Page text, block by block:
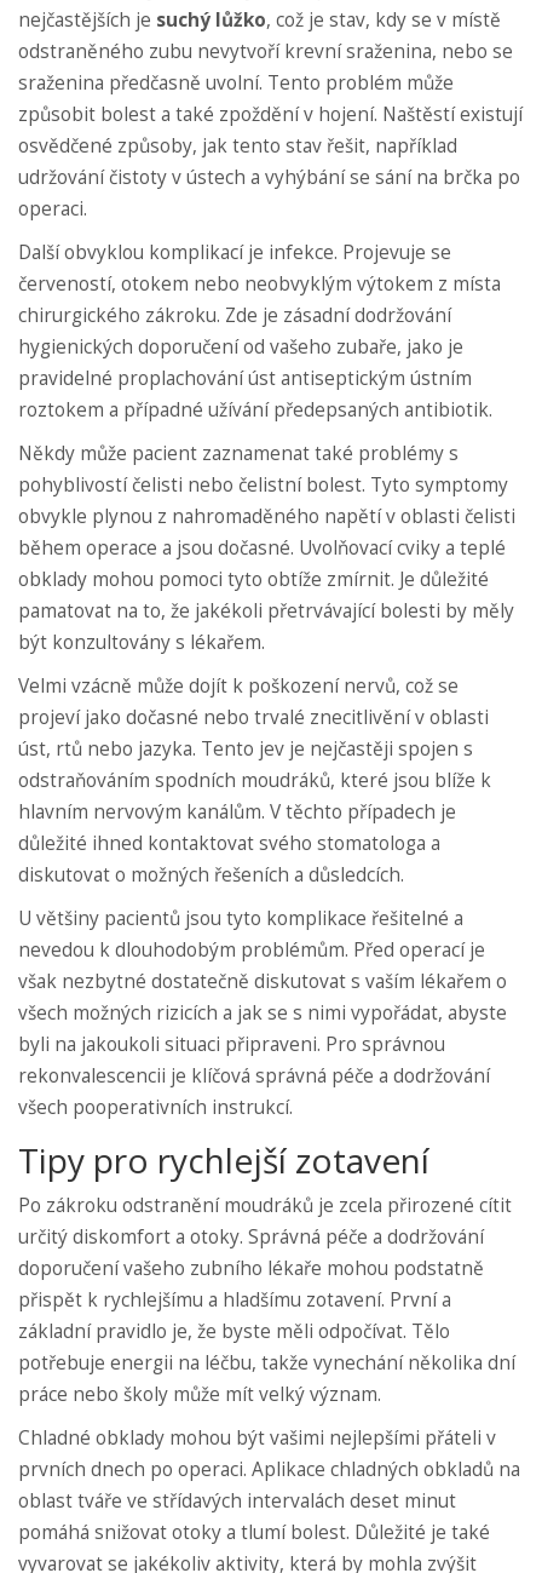
nejčastějších je suchý lůžko, což je stav, kdy se v místě
odstraněného zubu nevytvoří krevní sraženina, nebo se
sraženina předčasně uvolní. Tento problém může
způsobit bolest a také zpoždění v hojení. Naštěstí existují
osvědčené způsoby, jak tento stav řešit, například
udržování čistoty v ústech a vyhýbání se sání na brčka po
operaci.
Další obvyklou komplikací je infekce. Projevuje se
červeností, otokem nebo neobvyklým výtokem z místa
chirurgického zákroku. Zde je zásadní dodržování
hygienických doporučení od vašeho zubaře, jako je
pravidelné proplachování úst antiseptickým ústním
roztokem a případné užívání předepsaných antibiotik.
Někdy může pacient zaznamenat také problémy s
pohyblivostí čelisti nebo čelistní bolest. Tyto symptomy
obvykle plynou z nahromaděného napětí v oblasti čelisti
během operace a jsou dočasné. Uvolňovací cviky a teplé
obklady mohou pomoci tyto obtíže zmírnit. Je důležité
pamatovat na to, že jakékoli přetrvávající bolesti by měly
být konzultovány s lékařem.
Velmi vzácně může dojít k poškození nervů, což se
projeví jako dočasné nebo trvalé znecitlivění v oblasti
úst, rtů nebo jazyka. Tento jev je nejčastěji spojen s
odstraňováním spodních moudráků, které jsou blíže k
hlavním nervovým kanálům. V těchto případech je
důležité ihned kontaktovat svého stomatologa a
diskutovat o možných řešeních a důsledcích.
U většiny pacientů jsou tyto komplikace řešitelné a
nevedou k dlouhodobým problémům. Před operací je
však nezbytné dostatečně diskutovat s vaším lékařem o
všech možných rizicích a jak se s nimi vypořádat, abyste
byli na jakoukoli situaci připraveni. Pro správnou
rekonvalescencii je klíčová správná péče a dodržování
všech pooperativních instrukcí.
Tipy pro rychlejší zotavení
Po zákroku odstranění moudráků je zcela přirozené cítit
určitý diskomfort a otoky. Správná péče a dodržování
doporučení vašeho zubního lékaře mohou podstatně
přispět k rychlejšímu a hladšímu zotavení. První a
základní pravidlo je, že byste měli odpočívat. Tělo
potřebuje energii na léčbu, takže vynechání několika dní
práce nebo školy může mít velký význam.
Chladné obklady mohou být vašimi nejlepšími přáteli v
prvních dnech po operaci. Aplikace chladných obkladů na
oblast tváře ve střídavých intervalách deset minut
pomáhá snižovat otoky a tlumí bolest. Důležité je také
vyvarovat se jakékoliv aktivity, která by mohla zvýšit